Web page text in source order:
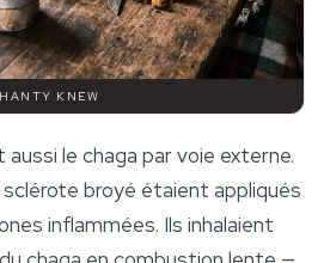
KNEW
aussi le chaga par voie externe.
broyé étaient appliqués
inflammées. Ils inhalaient